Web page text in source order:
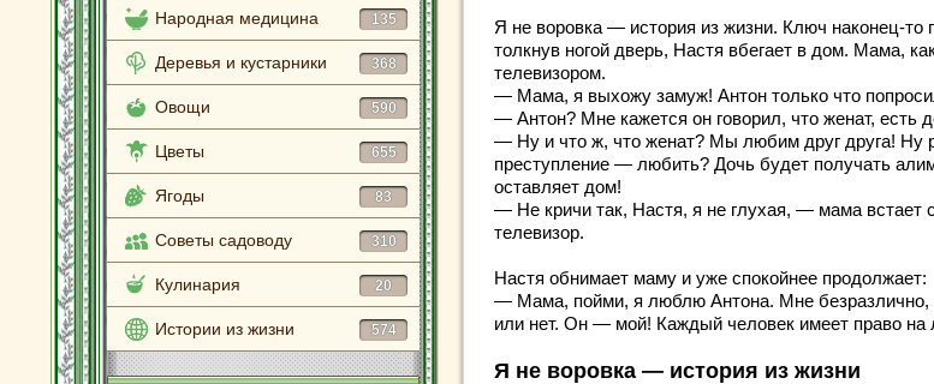
Народная медицина 135
Деревья и кустарники 368
Овощи 590
Цветы 655
Ягоды 83
Советы садоводу 310
Кулинария 20
Истории из жизни 574
Я не воровка — история из жизни. Ключ наконец-то
толкнув ногой дверь, Настя вбегает в дом. Мама,
телевизором.
— Мама, я выхожу замуж! Антон только что
— Антон? Мне кажется он говорил, что женат, есть
— Ну и что ж, что женат? Мы любим друг друга! Ну
преступление — любить? Дочь будет получать
оставляет дом!
— Не кричи так, Настя, я не глухая, — мама встает
телевизор.
Настя обнимает маму и уже спокойнее продолжает:
— Мама, пойми, я люблю Антона. Мне безразлично,
или нет. Он — мой! Каждый человек имеет право на
Я не воровка — история из жизни